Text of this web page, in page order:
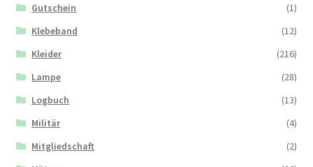
Gutschein
(1)
Klebeband
(12)
Kleider
(216)
Lampe
(28)
Logbuch
(13)
Militär
(4)
Mitgliedschaft
(2)